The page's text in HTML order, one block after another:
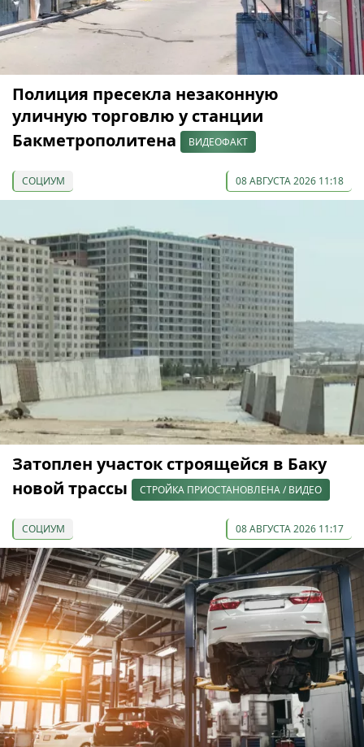
Полиция пресекла незаконную
уличную торговлю у станции
Бакметрополитена
ВИДЕОФАКТ
СОЦИУМ 08 АВГУСТА 2026 11:18
Затоплен участок строящейся в Баку
новой трассы
СТРОЙКА ПРИОСТАНОВЛЕНА / ВИДЕО
СОЦИУМ 08 АВГУСТА 2026 11:17